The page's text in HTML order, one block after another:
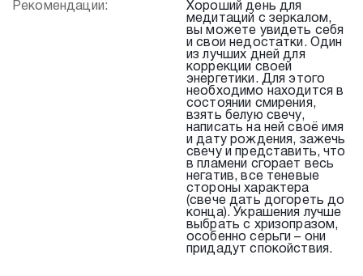
Рекомендации:
Хороший день для
медитаций с зеркалом,
вы можете увидеть себя
и свои недостатки. Один
из лучших дней для
коррекции своей
энергетики. Для этого
необходимо находится в
состоянии смирения,
взять белую свечу,
написать на ней своё имя
и дату рождения, зажечь
свечу и представить, что
в пламени сгорает весь
негатив, все теневые
стороны характера
(свече дать догореть до
конца). Украшения лучше
выбрать с хризопразом,
особенно серьги – они
придадут спокойствия.